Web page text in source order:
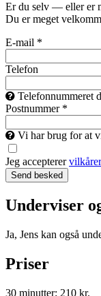
Er du selv — eller er
Du er meget
E-mail *
Telefon
Telefonnummeret
Postnummer *
Vi har brug for at
Jeg accepterer
Underviser
Ja, Jens kan også
Priser
30 minutter: 210 kr.